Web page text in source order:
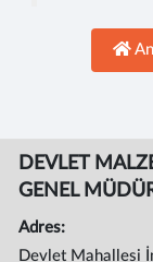
DEVLET
GENEL
Adres:
Devlet Mahallesi